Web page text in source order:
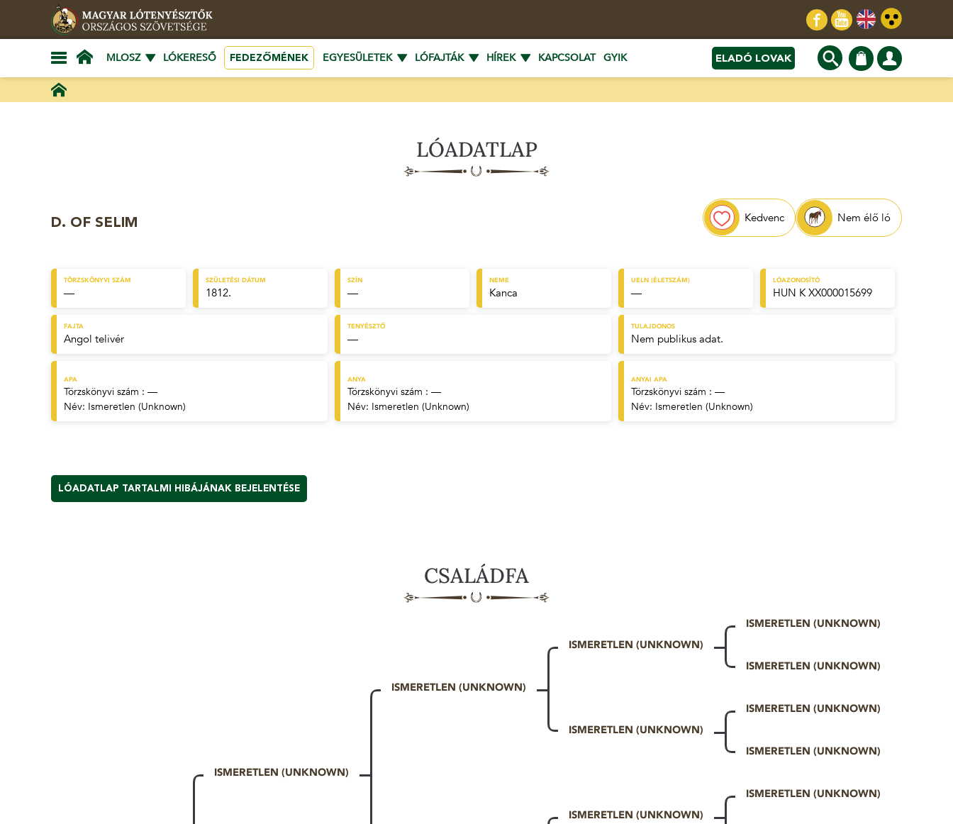
MLOSZ LÓKERESŐ FEDEZŐMÉNEK EGYESÜLETEK LÓFAJTÁK HÍREK KAPCSOLAT GYIK ELADÓ LOVAK
LÓADATLAP
D. OF SELIM Kedvenc Nem élő ló
TÖRZSKÖNYVI SZÁM
—
SZÜLETÉSI DÁTUM
1812.
SZÍN
—
NEME
Kanca
UELN (ÉLETSZÁM)
—
LÓAZONOSÍTÓ
HUN K XX000015699
FAJTA
Angol telivér
TENYÉSZTŐ
—
TULAJDONOS
Nem publikus adat.
APA
Törzskönyvi szám : —
Név: Ismeretlen (Unknown)
ANYA
Törzskönyvi szám : —
Név: Ismeretlen (Unknown)
ANYAI APA
Törzskönyvi szám : —
Név: Ismeretlen (Unknown)
LÓADATLAP TARTALMI HIBÁJÁNAK BEJELENTÉSE
CSALÁDFA
ISMERETLEN (UNKNOWN)
ISMERETLEN (UNKNOWN)
ISMERETLEN (UNKNOWN)
ISMERETLEN (UNKNOWN)
ISMERETLEN (UNKNOWN)
ISMERETLEN (UNKNOWN)
ISMERETLEN (UNKNOWN)
ISMERETLEN (UNKNOWN)
ISMERETLEN (UNKNOWN)
ISMERETLEN (UNKNOWN)